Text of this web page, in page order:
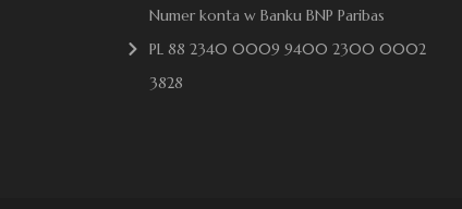
Numer konta w Banku BNP Paribas
PL 88 2340 0009 9400 2300 0002
3828